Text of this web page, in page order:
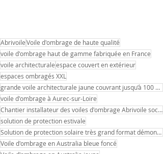
AbrivoileVoile d'ombrage de haute qualité
voile d'ombrage haut de gamme fabriquée en France
voile architecturaleespace couvert en extérieur
espaces ombragés XXL
grande voile architecturale jaune couvrant jusqu’à 100 m²
voile d'ombrage à Aurec-sur-Loire
Chantier installateur des voiles d'ombrage Abrivoile socotex dans le 43 à Aurec-sur-Loire
solution de protection estivale
Solution de protection solaire très grand format démontable
Voile d'ombrage en Australia bleue foncé